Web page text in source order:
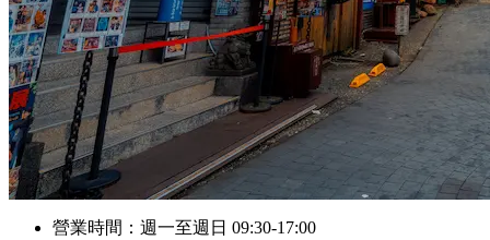
營業時間：週一至週日 09:30-17:00